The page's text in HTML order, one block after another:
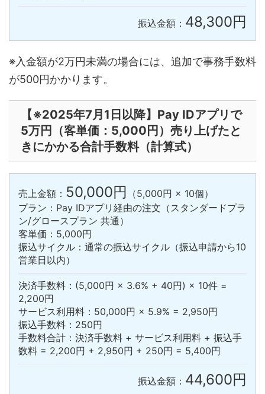
振込金額： 48,300円
※入金額が2万円未満の場合には、追加で事務手数料
が500円かかります。
【※2025年7月1日以降】Pay IDアプリで
5万円（客単価：5,000円）売り上げたと
きにかかる合計手数料（計算式）
売上金額： 50,000円 （5,000円 × 10個）
プラン：Pay IDアプリ経由の注文（スタンダードプラ
ン/グロースプラン 共通）
客単価：5,000円
振込サイクル：通常の振込サイクル（振込申請から10
営業日以内）
決済手数料：(5,000円 × 3.6% + 40円) × 10件 =
2,200円
サービス利用料：50,000円 × 5.9% = 2,950円
振込手数料：250円
手数料合計：決済手数料 + サービス利用料 + 振込手
数料 = 2,200円 + 2,950円 + 250円 = 5,400円
振込金額： 44,600円